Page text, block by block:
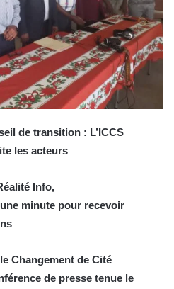
de transition : L’ICCS
les acteurs
Info,
minute pour recevoir
Changement de Cité
de presse tenue le